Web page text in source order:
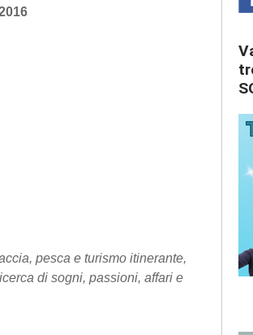
pesca e turismo itinerante,
di sogni, passioni, affari e